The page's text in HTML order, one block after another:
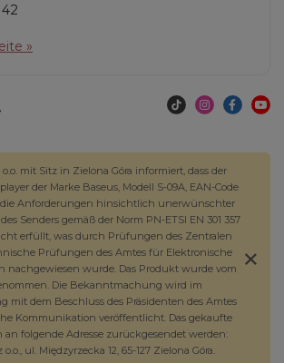
»
o.o. mit Sitz in Zielona Góra informiert, dass der
der Marke Baseus, Modell S-09A, EAN-Code
die Anforderungen hinsichtlich unerwünschter
Senders gemäß der Norm PN-ETSI EN 301 357
nicht erfüllt, was durch Prüfungen des Zentralen
Prüfungen des Amtes für Elektronische
nachgewiesen wurde. Das Produkt wurde vom
Die Bekanntmachung wird im
mit dem Beschluss des Präsidenten des Amtes
Kommunikation veröffentlicht. Das gekaufte
folgende Adresse zurückgesendet werden:
ul. Międzyrzecka 12, 65-127 Zielona Góra.